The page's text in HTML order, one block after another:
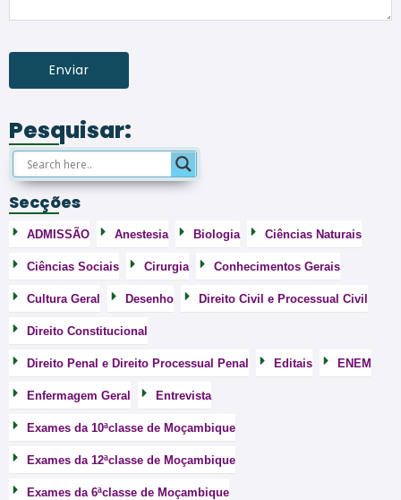
Pesquisar:
Secções
ADMISSÃO Anestesia Biologia Ciências Naturais
Ciências Sociais Cirurgia Conhecimentos Gerais
Cultura Geral Desenho Direito Civil e Processual Civil
Direito Constitucional
Direito Penal e Direito Processual Penal Editais ENEM
Enfermagem Geral Entrevista
Exames da 10ªclasse de Moçambique
Exames da 12ªclasse de Moçambique
Exames da 6ªclasse de Moçambique